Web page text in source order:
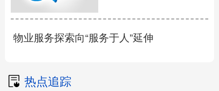
物业服务探索向“服务于人”延伸
热点追踪